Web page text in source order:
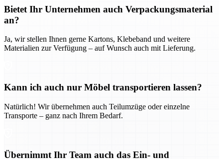
Bietet Ihr Unternehmen auch Verpackungsmaterial
an?
Ja, wir stellen Ihnen gerne Kartons, Klebeband und weitere
Materialien zur Verfügung – auf Wunsch auch mit Lieferung.
Kann ich auch nur Möbel transportieren lassen?
Natürlich! Wir übernehmen auch Teilumzüge oder einzelne
Transporte – ganz nach Ihrem Bedarf.
Übernimmt Ihr Team auch das Ein- und